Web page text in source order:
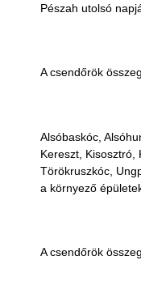
Pészah utolsó
A csendőrök
Alsóbaskóc,
Kereszt, Kisosztró,
Törökruszkóc,
a környező
A csendőrök